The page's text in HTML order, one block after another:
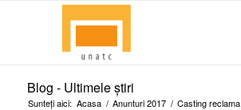
Blog - Ultimele știri
Sunteți aici: Acasa / Anunturi 2017 / Casting reclama